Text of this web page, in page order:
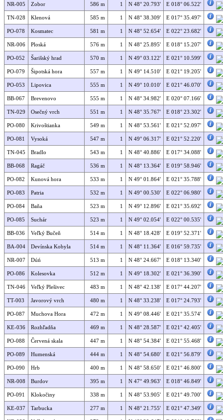
NR-005 Zobor 586 m 1 N 48° 20.793' E 018° 06.522'
TN-028 Klenová 585 m 1 N 48° 38.309' E 017° 35.497'
PO-078 Kosmatec 581 m 1 N 48° 52.654' E 022° 23.682'
NR-006 Ploská 576 m 1 N 48° 25.895' E 018° 15.207'
PO-052 Šarišský hrad 570 m 1 N 49° 03.122' E 021° 10.599'
PO-079 Šipotská hora 557 m 1 N 49° 14.510' E 021° 19.205'
PO-053 Lipovica 555 m 1 N 49° 10.010' E 021° 46.070'
BB-067 Brevenovo 555 m 1 N 48° 34.982' E 020° 07.166'
TN-029 Osečný vrch 551 m 1 N 48° 35.767' E 018° 23.302'
PO-080 Krivoštianka 549 m 1 N 48° 53.561' E 021° 52.097'
PO-081 Vysoká 547 m 1 N 49° 06.317' E 021° 52.220'
TN-045 Bradlo 543 m 1 N 48° 40.886' E 017° 34.088'
BB-068 Ragáč 536 m 1 N 48° 13.364' E 019° 58.946'
PO-082 Kunová hora 533 m 1 N 49° 01.864' E 021° 35.788'
PO-083 Patria 532 m 1 N 49° 00.530' E 022° 06.980'
PO-084 Baňa 523 m 1 N 49° 12.896' E 021° 35.692'
PO-085 Suchár 523 m 1 N 49° 02.054' E 022° 00.535'
BB-036 Veľký Bučeň 514 m 1 N 48° 18.428' E 019° 52.371'
BA-004 Devínska Kobyla 514 m 1 N 48° 11.364' E 016° 59.735'
NR-007 Dúń 513 m 1 N 48° 24.667' E 018° 13.340'
PO-086 Kolesovka 512 m 1 N 49° 18.302' E 021° 36.390'
TN-046 Veľký Plešivec 483 m 1 N 48° 42.138' E 017° 44.207'
TT-003 Javorový vrch 480 m 1 N 48° 33.238' E 017° 24.793'
PO-087 Muchova Hora 472 m 1 N 49° 08.446' E 021° 35.574'
KE-036 Rozhľadňa 469 m 1 N 48° 28.587' E 021° 42.405'
PO-088 Červená skala 447 m 1 N 48° 54.384' E 021° 55.468'
PO-089 Humenská 444 m 1 N 48° 54.680' E 021° 56.879'
PO-090 Hrb 400 m 1 N 48° 58.650' E 021° 46.800'
NR-008 Burdov 395 m 1 N 47° 49.963' E 018° 46.849'
PO-091 Klokočiny 338 m 1 N 48° 53.905' E 021° 49.700'
KE-037 Tarbucka 277 m 1 N 48° 21.755' E 021° 47.349'